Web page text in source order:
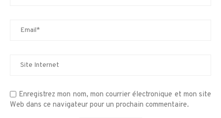
Enregistrez mon nom, mon courrier électronique et mon site
Web dans ce navigateur pour un prochain commentaire.